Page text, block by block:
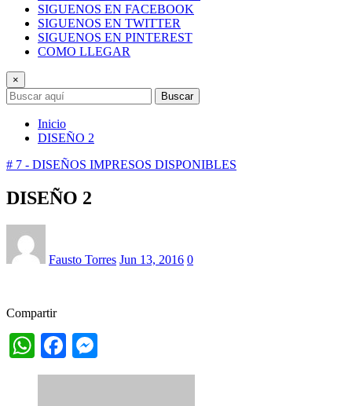
SIGUENOS EN FACEBOOK
SIGUENOS EN TWITTER
SIGUENOS EN PINTEREST
COMO LLEGAR
×
Buscar
Inicio
DISEÑO 2
# 7 - DISEÑOS IMPRESOS DISPONIBLES
DISEÑO 2
Fausto Torres Jun 13, 2016 0
Compartir
WhatsApp
Facebook